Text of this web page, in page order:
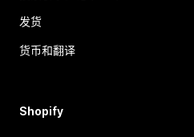
发货
货币和翻译
Shopify